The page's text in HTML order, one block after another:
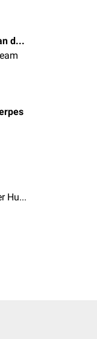
Natascha van den Höfel
Student/in der Humanmedizin